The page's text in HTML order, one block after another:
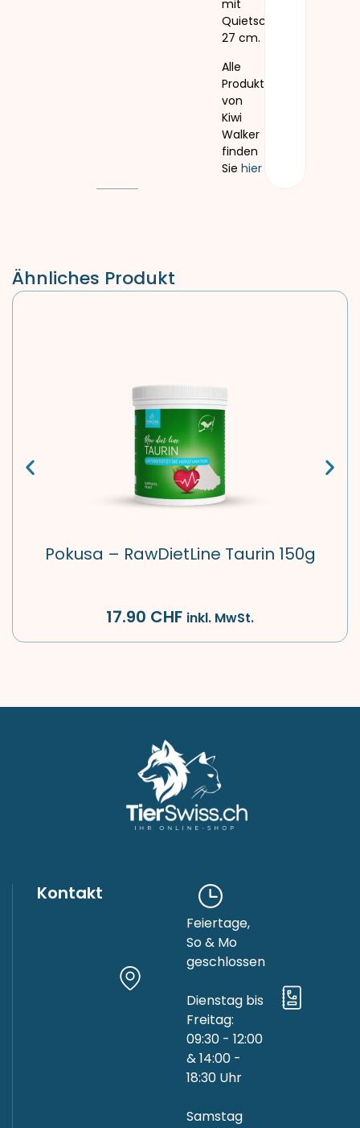
mit
Quietscher.
27 cm.
Alle
Produkte
von
Kiwi
Walker
finden
Siehier
Ähnliches Produkt
Pokusa – RawDietLine Taurin 150g
17.90 CHF inkl. MwSt.
Kontakt
Feiertage,
So & Mo
geschlossen
Dienstag bis
Freitag:
09:30 - 12:00
& 14:00 -
18:30 Uhr
Samstag